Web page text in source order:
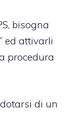
bisogna
ed attivarli
procedura
di un